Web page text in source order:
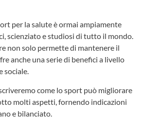
per la salute è ormai ampiamente
scienziato e studiosi di tutto il mondo.
non solo permette di mantenere il
anche una serie di benefici a livello
sociale.
come lo sport può migliorare
molti aspetti, fornendo indicazioni
e bilanciato.